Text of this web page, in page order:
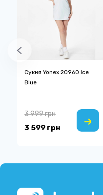
Сукня Yonex 20960 Ice
Blue
3 599 грн
3 999 грн